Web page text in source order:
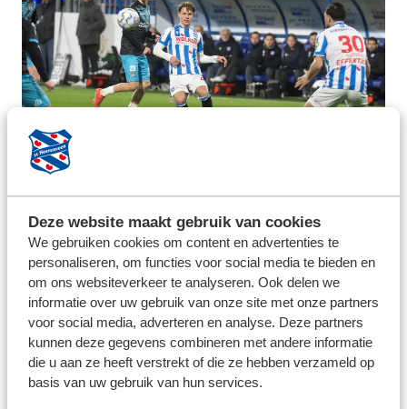
Deze website maakt gebruik van cookies
We gebruiken cookies om content en advertenties te
personaliseren, om functies voor social media te bieden en
om ons websiteverkeer te analyseren. Ook delen we
informatie over uw gebruik van onze site met onze partners
voor social media, adverteren en analyse. Deze partners
kunnen deze gegevens combineren met andere informatie
die u aan ze heeft verstrekt of die ze hebben verzameld op
basis van uw gebruik van hun services.